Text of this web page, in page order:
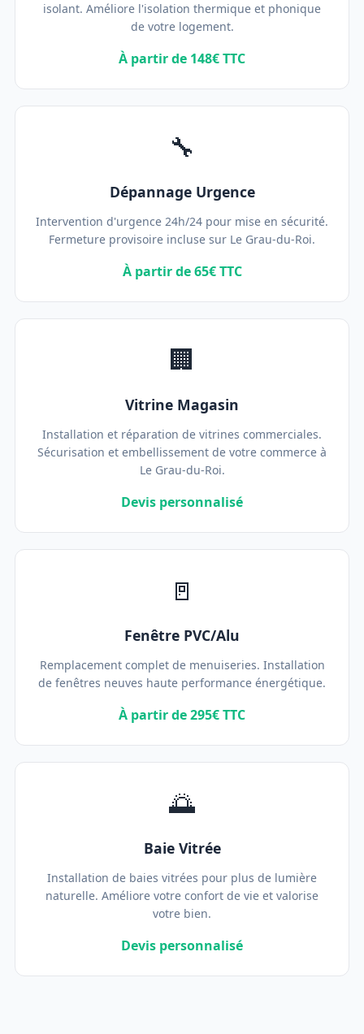
isolant. Améliore l'isolation thermique et phonique
de votre logement.
À partir de 148€ TTC
🔧
Dépannage Urgence
Intervention d'urgence 24h/24 pour mise en sécurité.
Fermeture provisoire incluse sur Le Grau-du-Roi.
À partir de 65€ TTC
🏢
Vitrine Magasin
Installation et réparation de vitrines commerciales.
Sécurisation et embellissement de votre commerce à
Le Grau-du-Roi.
Devis personnalisé
🚪
Fenêtre PVC/Alu
Remplacement complet de menuiseries. Installation
de fenêtres neuves haute performance énergétique.
À partir de 295€ TTC
🌅
Baie Vitrée
Installation de baies vitrées pour plus de lumière
naturelle. Améliore votre confort de vie et valorise
votre bien.
Devis personnalisé